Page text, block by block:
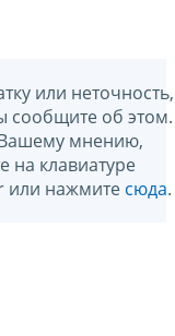
или неточность,
сообщите об этом.
Вашему мнению,
на клавиатуре
или нажмите сюда.